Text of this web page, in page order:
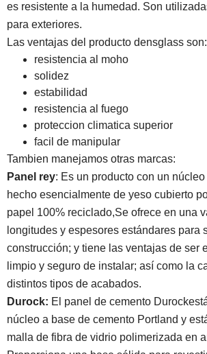
es resistente a la humedad. Son
para exteriores.
Las ventajas del producto densglass son:
resistencia al moho
solidez
estabilidad
resistencia al fuego
proteccion climatica superior
facil de manipular
Tambien manejamos otras marcas:
Panel rey: Es un producto con un
hecho esencialmente de yeso cubierto
papel 100% reciclado,Se ofrece en una
longitudes y espesores estándares para
construcción; y tiene las ventajas de ser
limpio y seguro de instalar; así como la
distintos tipos de acabados.
Durock: El panel de cemento
núcleo a base de cemento Portland y
malla de fibra de vidrio polimerizada en